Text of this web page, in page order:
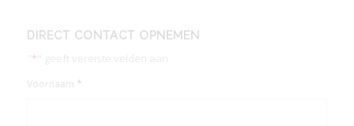
DIRECT CONTACT OPNEMEN
*
*